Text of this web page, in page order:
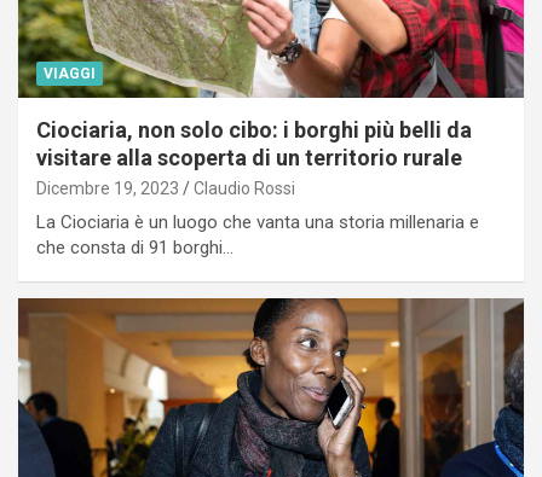
VIAGGI
Ciociaria, non solo cibo: i borghi più belli da
visitare alla scoperta di un territorio rurale
Dicembre 19, 2023 Claudio Rossi
La Ciociaria è un luogo che vanta una storia millenaria e
che consta di 91 borghi…